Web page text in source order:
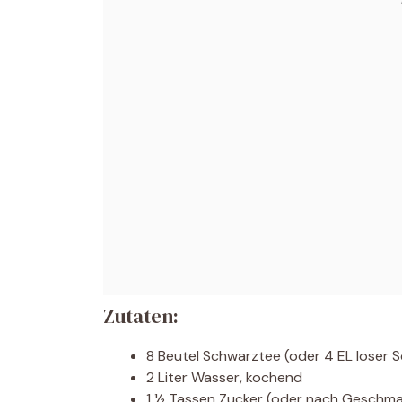
Zutaten:
8 Beutel Schwarztee (oder 4 EL loser
2 Liter Wasser, kochend